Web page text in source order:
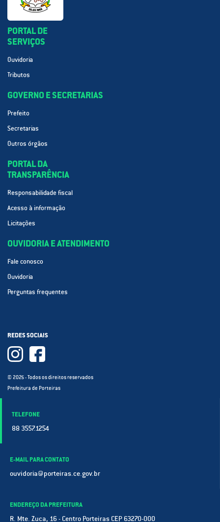
PORTAL DE
SERVIÇOS
Ouvidoria
Tributos
GOVERNO E SECRETARIAS
Prefeito
Secretarias
Outros órgãos
PORTAL DA
TRANSPARÊNCIA
Responsabilidade fiscal
Acesso à informação
Licitações
OUVIDORIA E ATENDIMENTO
Fale conosco
Ouvidoria
Perguntas frequentes
REDES SOCIAIS
© 2025 - Todos os direitos reservados
Prefeitura de Porteiras
TELEFONE
88 3557.1254
E-MAIL PARA CONTATO
ouvidoria@porteiras.ce.gov.br
ENDEREÇO DA PREFEITURA
R. Mte. Zuca, 16 - Centro Porteiras CEP 63270-000